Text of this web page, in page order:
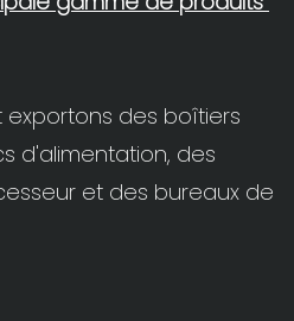
exportons des boîtiers
d'alimentation, des
et des bureaux de